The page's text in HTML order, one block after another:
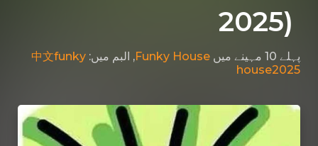
2025)
پہلے 10 مہینے میں Funky House, البم میں: 中文funky
house2025